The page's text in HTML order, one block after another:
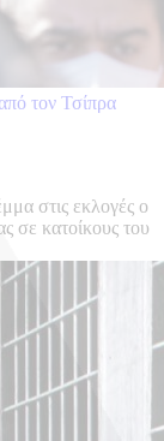
τον Τσίπρα
στις εκλογές ο
σε κατοίκους του